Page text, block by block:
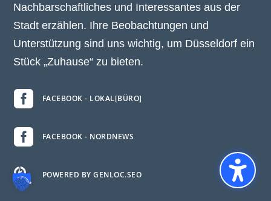
Nachbarschaftliches und Interessantes aus der
Stadt erzählen. Ihre Beobachtungen und
Unterstützung sind uns wichtig, um Düsseldorf ein
Stück „Zuhause“ zu bieten.
 FACEBOOK - LOKAL[BÜRO]
 FACEBOOK - NORDNEWS
 POWERED BY GENLOC.SEO